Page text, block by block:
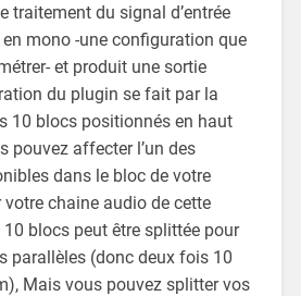
traitement du signal d’entrée
mono -une configuration que
et produit une sortie
du plugin se fait par la
10 blocs positionnés en haut
pouvez affecter l’un des
dans le bloc de votre
chaine audio de cette
blocs peut être splittée pour
parallèles (donc deux fois 10
Mais vous pouvez splitter vos